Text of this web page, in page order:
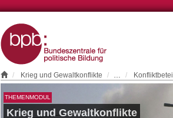
Krieg und Gewaltkonflikte
THEMENMODUL
Krieg und Gewaltkonflikte